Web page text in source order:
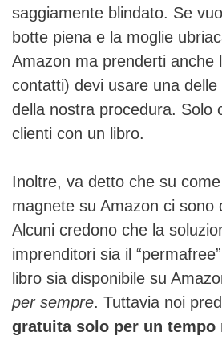
saggiamente blindato. Se
botte piena e la moglie
Amazon ma prenderti anche
contatti) devi usare una
della nostra procedura. Solo
clienti con un libro.
Inoltre, va detto che su
magnete su Amazon ci sono
Alcuni credono che la
imprenditori sia il
libro sia disponibile su
per sempre. Tuttavia noi
gratuita solo per un